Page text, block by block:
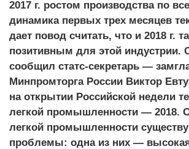
2017 г. ростом производства по
динамика первых трех месяцев
дает повод считать, что и 2018 г.
позитивным для этой индустрии.
сообщил статс-секретарь —
Минпромторга России Виктор
на открытии Российской недели
легкой промышленности — 2018.
легкой промышленности
проблемы: одна из них —